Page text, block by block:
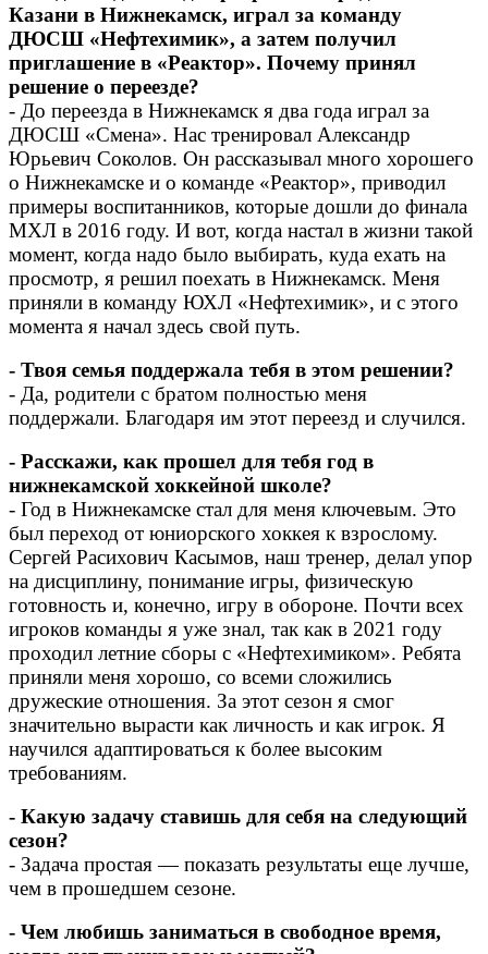
Казани в Нижнекамск, играл за команду
ДЮСШ «Нефтехимик», а затем получил
приглашение в «Реактор». Почему принял
решение о переезде?
- До переезда в Нижнекамск я два года играл за
ДЮСШ «Смена». Нас тренировал Александр
Юрьевич Соколов. Он рассказывал много хорошего
о Нижнекамске и о команде «Реактор», приводил
примеры воспитанников, которые дошли до финала
МХЛ в 2016 году. И вот, когда настал в жизни такой
момент, когда надо было выбирать, куда ехать на
просмотр, я решил поехать в Нижнекамск. Меня
приняли в команду ЮХЛ «Нефтехимик», и с этого
момента я начал здесь свой путь.
- Твоя семья поддержала тебя в этом решении?
- Да, родители с братом полностью меня
поддержали. Благодаря им этот переезд и случился.
- Расскажи, как прошел для тебя год в
нижнекамской хоккейной школе?
- Год в Нижнекамске стал для меня ключевым. Это
был переход от юниорского хоккея к взрослому.
Сергей Расихович Касымов, наш тренер, делал упор
на дисциплину, понимание игры, физическую
готовность и, конечно, игру в обороне. Почти всех
игроков команды я уже знал, так как в 2021 году
проходил летние сборы с «Нефтехимиком». Ребята
приняли меня хорошо, со всеми сложились
дружеские отношения. За этот сезон я смог
значительно вырасти как личность и как игрок. Я
научился адаптироваться к более высоким
требованиям.
- Какую задачу ставишь для себя на следующий
сезон?
- Задача простая — показать результаты еще лучше,
чем в прошедшем сезоне.
- Чем любишь заниматься в свободное время,